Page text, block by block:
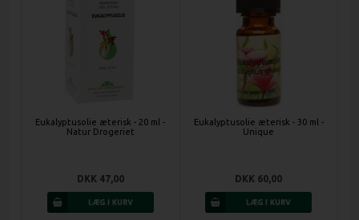
Eukalyptusolie æterisk - 20 ml -
Natur Drogeriet
DKK 47,00
Eukalyptusolie æterisk - 30 ml -
Unique
DKK 60,00